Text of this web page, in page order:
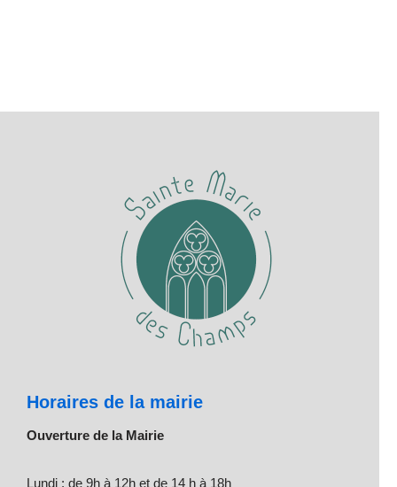
Horaires de la mairie
Ouverture de la Mairie
Lundi : de 9h à 12h et de 14 h à 18h